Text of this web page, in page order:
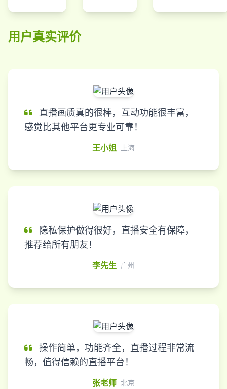
用户真实评价
直播画质真的很棒，互动功能很丰富，
感觉比其他平台更专业可靠！
王小姐 上海
隐私保护做得很好，直播安全有保障，
推荐给所有朋友！
李先生 广州
操作简单，功能齐全，直播过程非常流
畅，值得信赖的直播平台！
张老师 北京